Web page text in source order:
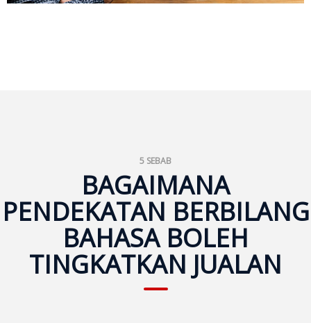
5 SEBAB
BAGAIMANA
PENDEKATAN BERBILANG
BAHASA BOLEH
TINGKATKAN JUALAN
Pelanggan